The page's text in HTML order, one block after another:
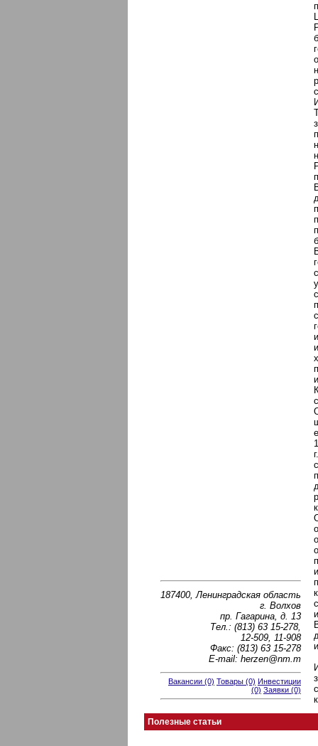
187400, Ленинградская область
г. Волхов
пр. Гагарина, д. 13
Тел.: (813) 63 15-278,
12-509, 11-908
Факс: (813) 63 15-278
E-mail: herzen@nm.m
Вакансии (0) Товары (0) Инвестиции
(0) Заявки (0)
Полезные статьи